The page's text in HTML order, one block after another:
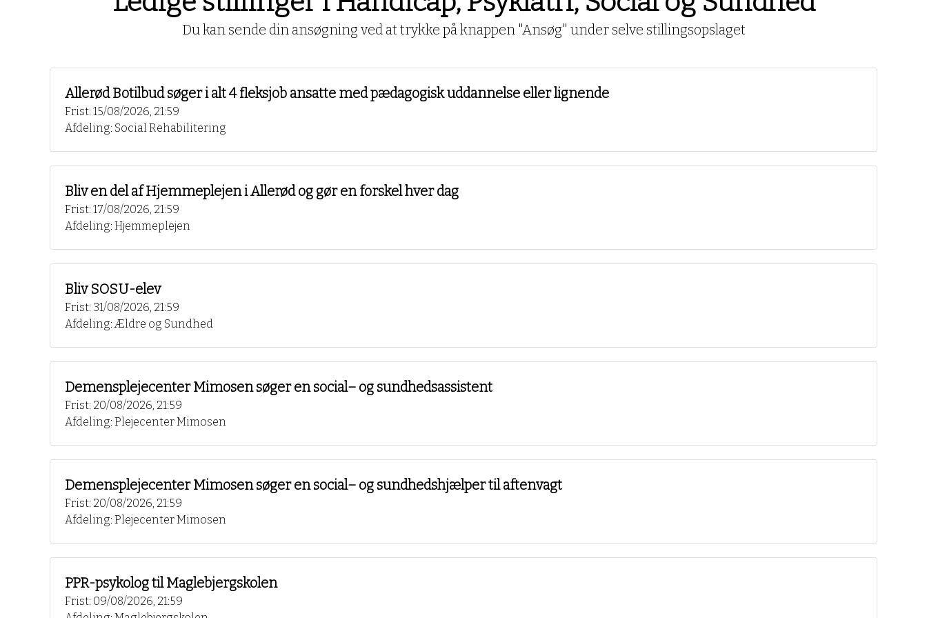
Du kan sende din ansøgning ved at trykke på knappen "Ansøg" under selve stillingsopslaget
Allerød Botilbud søger i alt 4 fleksjob ansatte med pædagogisk uddannelse eller lignende
Frist: 15/08/2026, 21:59
Afdeling: Social Rehabilitering
Bliv en del af Hjemmeplejen i Allerød og gør en forskel hver dag
Frist: 17/08/2026, 21:59
Afdeling: Hjemmeplejen
Bliv SOSU-elev
Frist: 31/08/2026, 21:59
Afdeling: Ældre og Sundhed
Demensplejecenter Mimosen søger en social– og sundhedsassistent
Frist: 20/08/2026, 21:59
Afdeling: Plejecenter Mimosen
Demensplejecenter Mimosen søger en social– og sundhedshjælper til aftenvagt
Frist: 20/08/2026, 21:59
Afdeling: Plejecenter Mimosen
PPR-psykolog til Maglebjergskolen
Frist: 09/08/2026, 21:59